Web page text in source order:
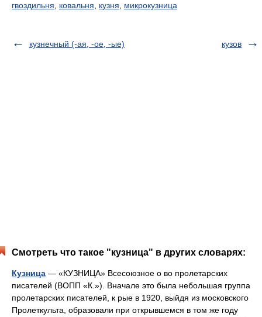
гвоздильня
ковальня кузня микрокузница
кузнечный (-ая, -ое, -ые) кузов
Смотреть что такое "кузница" в других словарях:
Кузница — «КУЗНИЦА» Всесоюзное о во пролетарских
писателей (ВОПП «К.»). Вначале это была небольшая группа
пролетарских писателей, к рые в 1920, выйдя из московского
Пролеткульта, образовали при открывшемся в том же году